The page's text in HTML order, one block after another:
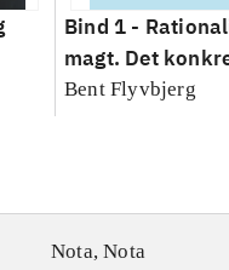
Bind 1 -
magt. Det
videnskab. Bind 1
Bent Flyvbjerg
Nota, Nota